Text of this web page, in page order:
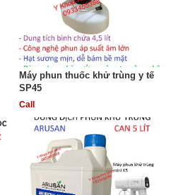
Máy phun thuốc khử trùng y tế
SP45
Call